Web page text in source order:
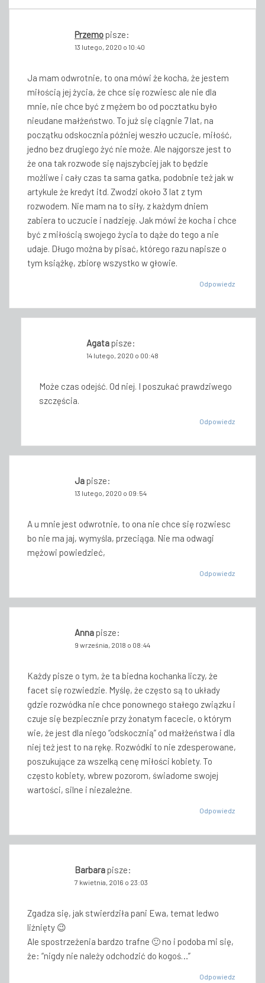
Przemo pisze:
13 lutego, 2020 o 10:40
Ja mam odwrotnie, to ona mówi że kocha, że jestem
miłością jej życia, że chce się rozwiesc ale nie dla
mnie, nie chce być z mężem bo od pocztatku było
nieudane małżeństwo. To już się ciągnie 7 lat, na
początku odskocznia później weszło uczucie, miłość,
jedno bez drugiego żyć nie może. Ale najgorsze jest to
że ona tak rozwode się najszybciej jak to będzie
możliwe i cały czas ta sama gatka, podobnie też jak w
artykule że kredyt itd. Zwodzi około 3 lat z tym
rozwodem. Nie mam na to siły, z każdym dniem
zabiera to uczucie i nadzieję. Jak mówi że kocha i chce
być z miłością swojego życia to dąże do tego a nie
udaje. Długo można by pisać, którego razu napisze o
tym książkę, zbiorę wszystko w głowie.
Odpowiedz
Agata pisze:
14 lutego, 2020 o 00:48
Może czas odejść. Od niej. I poszukać prawdziwego
szczęścia.
Odpowiedz
Ja pisze:
13 lutego, 2020 o 09:54
A u mnie jest odwrotnie, to ona nie chce się rozwiesc
bo nie ma jaj, wymyśla, przeciąga. Nie ma odwagi
mężowi powiedzieć,
Odpowiedz
Anna pisze:
9 września, 2018 o 08:44
Każdy pisze o tym, że ta biedna kochanka liczy, że
facet się rozwiedzie. Myślę, że często są to układy
gdzie rozwódka nie chce ponownego stałego związku i
czuje się bezpiecznie przy żonatym facecie, o którym
wie, że jest dla niego “odskocznią” od małżeństwa i dla
niej też jest to na rękę. Rozwódki to nie zdesperowane,
poszukujące za wszelką cenę miłości kobiety. To
często kobiety, wbrew pozorom, świadome swojej
wartości, silne i niezależne.
Odpowiedz
Barbara pisze:
7 kwietnia, 2016 o 23:03
Zgadza się, jak stwierdziła pani Ewa, temat ledwo
liźnięty 😉
Ale spostrzeżenia bardzo trafne 🙂 no i podoba mi się,
że: “nigdy nie należy odchodzić do kogoś…”
Odpowiedz